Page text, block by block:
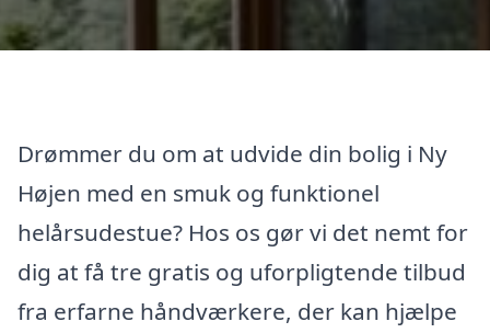
Drømmer du om at udvide din bolig i Ny
Højen med en smuk og funktionel
helårsudestue? Hos os gør vi det nemt for
dig at få tre gratis og uforpligtende tilbud
fra erfarne håndværkere, der kan hjælpe